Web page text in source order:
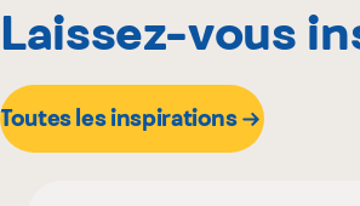
Laissez-vous
Toutes les inspirations